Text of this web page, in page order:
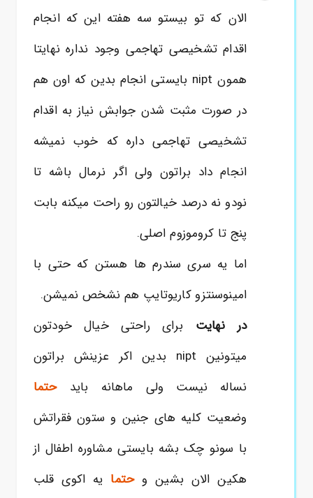
الان که تو بیستو سه هفته این که انجام
اقدام تشخیصی تهاجمی وجود نداره نهایتا
همون nipt بایستی انجام بدین که اون هم
در صورت مثبت شدن جوابش نیاز به اقدام
تشخیصی تهاجمی داره که خوب نمیشه
انجام داد براتون ولی اگر نرمال باشه تا
نودو نه درصد خیالتون رو راحت میکنه بابت
پنج تا کروموزوم اصلی.
اما یه سری سندرم ها هستن که حتی با
امینوسنتزو کاریوتایپ هم نشخص نمیشن.
در نهایت برای راحتی خیال خودتون
میتونین nipt بدین اکر عزینش براتون
نساله نیست ولی ماهانه بایدحتما
وضعیت کلیه های جنین و ستون فقراتش
با سونو چک بشه بایستی مشاوره اطفال از
هکین الان بشین وحتما یه اکوی قلب